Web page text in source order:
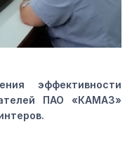
эффективности
ПАО «КАМАЗ»